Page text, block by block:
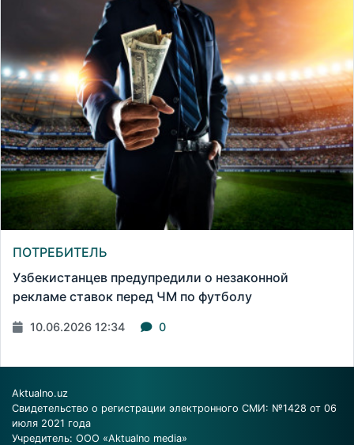
ПОТРЕБИТЕЛЬ
Узбекистанцев предупредили о незаконной
рекламе ставок перед ЧМ по футболу
10.06.2026 12:34 0
Aktualno.uz
Свидетельство о регистрации электронного СМИ: №1428 от 06
июля 2021 года
Учредитель: ООО «Aktualno media»